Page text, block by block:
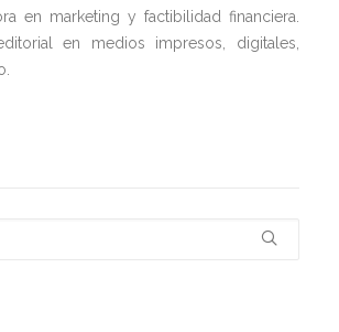
en marketing y factibilidad financiera.
en medios impresos, digitales,